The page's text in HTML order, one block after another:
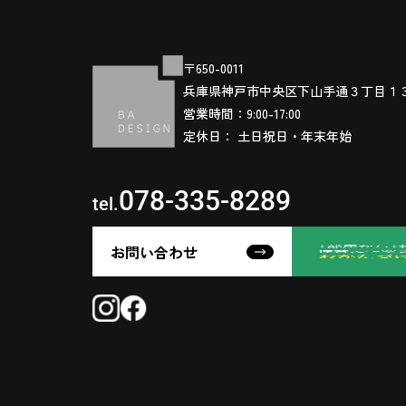
〒650-0011
兵庫県神戸市中央区下山手通３丁目１
営業時間：9:00-17:00
定休日： 土日祝日・年末年始
tel.078-335-8289
お問い合わせ